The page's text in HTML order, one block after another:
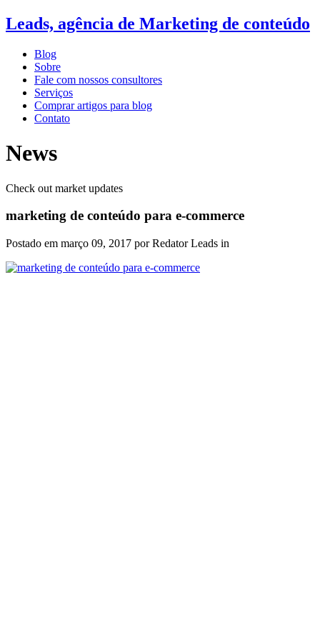
Leads, agência de Marketing de conteúdo
Blog
Sobre
Fale com nossos consultores
Serviços
Comprar artigos para blog
Contato
News
Check out market updates
marketing de conteúdo para e-commerce
Postado em março 09, 2017 por Redator Leads in